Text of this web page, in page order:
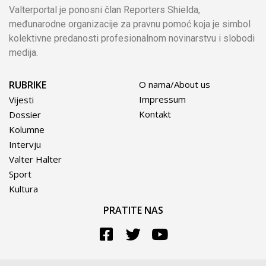
Valterportal je ponosni član Reporters Shielda,
međunarodne organizacije za pravnu pomoć koja je simbol
kolektivne predanosti profesionalnom novinarstvu i slobodi
medija.
RUBRIKE
Vijesti
Dossier
Kolumne
Intervju
Valter Halter
Sport
Kultura
O nama/About us
Impressum
Kontakt
PRATITE NAS